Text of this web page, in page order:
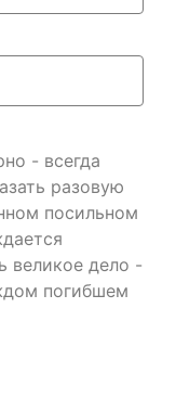
- всегда
разовую
посильном
великое дело -
погибшем